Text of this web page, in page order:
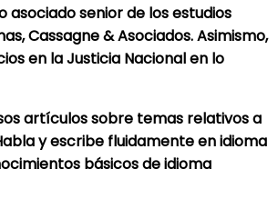
asociado senior de los estudios
Cassagne & Asociados. Asimismo,
en la Justicia Nacional en lo
artículos sobre temas relativos a
y escribe fluidamente en idioma
básicos de idioma